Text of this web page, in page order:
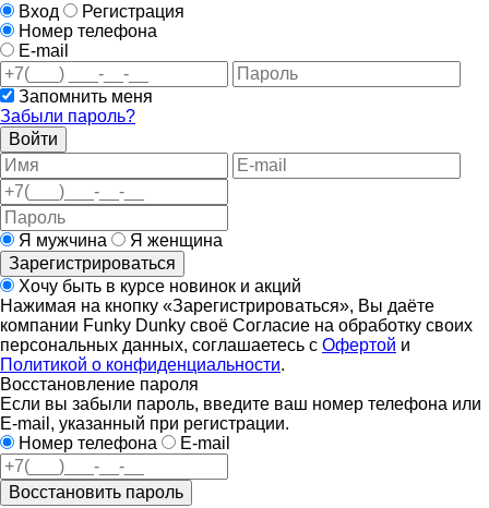
Вход
Регистрация
Номер телефона
E-mail
Запомнить меня
Забыли пароль?
Войти
Я мужчина
Я женщина
Зарегистрироваться
Хочу быть в курсе новинок и акций
Нажимая на кнопку «Зарегистрироваться», Вы даёте
компании Funky Dunky своё Согласие на обработку своих
персональных данных, соглашаетесь с Офертой и
Политикой о конфиденциальности.
Восстановление пароля
Если вы забыли пароль, введите ваш номер телефона или
E-mail, указанный при регистрации.
Номер телефона
E-mail
Восстановить пароль